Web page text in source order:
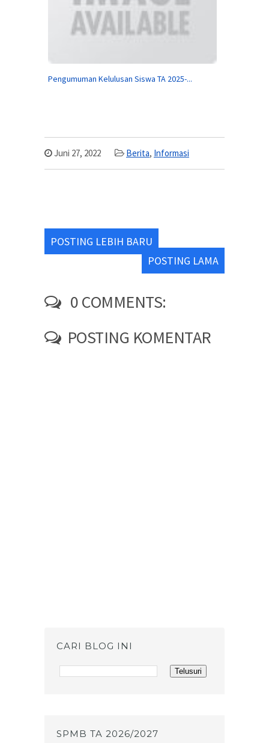
Pengumuman Kelulusan Siswa TA 2025-...
Juni 27, 2022 Berita, Informasi
POSTING LEBIH BARU
POSTING LAMA
0 COMMENTS:
POSTING KOMENTAR
CARI BLOG INI
SPMB TA 2026/2027